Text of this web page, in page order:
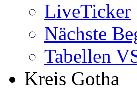
LiveTicker
Nächste
Tabellen
Kreis Gotha